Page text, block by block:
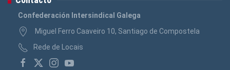
Confederación Intersindical Galega
Miguel Ferro Caaveiro 10, Santiago de Compostela
Rede de Locais